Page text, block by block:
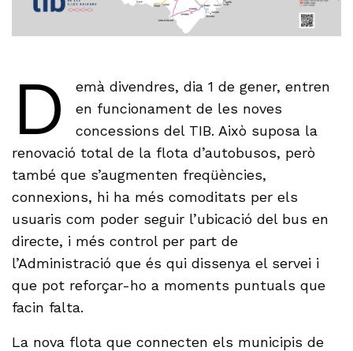
D
emà divendres, dia 1 de gener, entren
en funcionament de les noves
concessions del TIB. Això suposa la
renovació total de la flota d’autobusos, però
també que s’augmenten freqüències,
connexions, hi ha més comoditats per els
usuaris com poder seguir l’ubicació del bus en
directe, i més control per part de
l’Administració que és qui dissenya el servei i
que pot reforçar-ho a moments puntuals que
facin falta.
La nova flota que connecten els municipis de